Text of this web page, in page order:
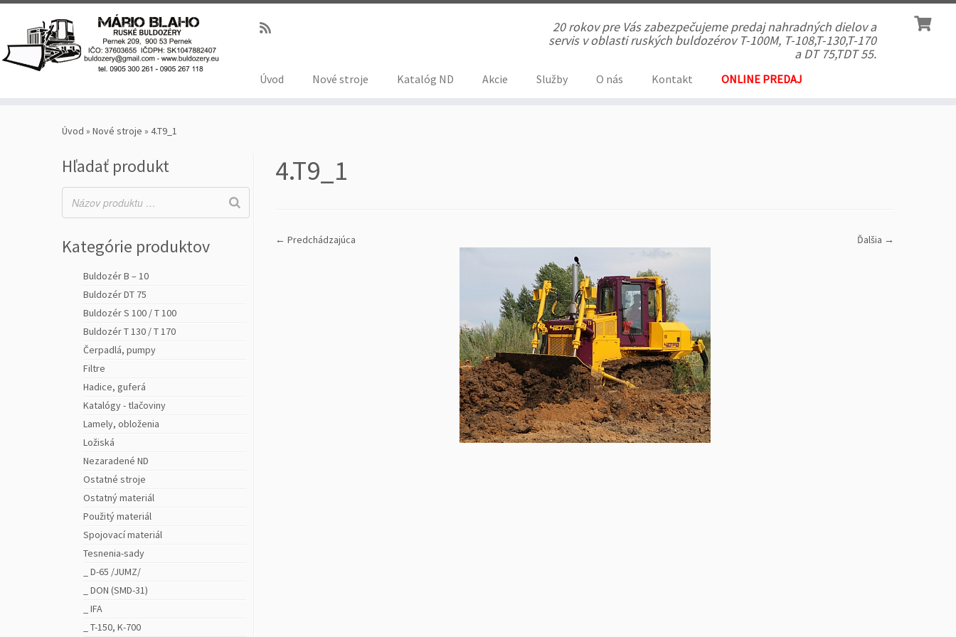
20 rokov pre Vás zabezpečujeme predaj nahradných dielov a
servis v oblasti ruských buldozérov T-100M, T-108,T-130,T-170
a DT 75,TDT 55.
Úvod Nové stroje Katalóg ND Akcie Služby O nás Kontakt ONLINE PREDAJ
Úvod » Nové stroje » 4.T9_1
Hľadať produkt
Kategórie produktov
Buldozér B – 10
Buldozér DT 75
Buldozér S 100 / T 100
Buldozér T 130 / T 170
Čerpadlá, pumpy
Filtre
Hadice, guferá
Katalógy - tlačoviny
Lamely, obloženia
Ložiská
Nezaradené ND
Ostatné stroje
Ostatný materiál
Použitý materiál
Spojovací materiál
Tesnenia-sady
_ D-65 /JUMZ/
_ DON (SMD-31)
_ IFA
_ T-150, K-700
4.T9_1
← Predchádzajúca Ďalšia →